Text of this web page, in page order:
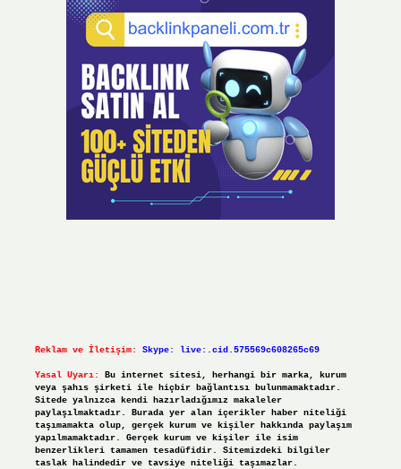
Reklam ve İletişim: Skype: live:.cid.575569c608265c69
Yasal Uyarı:
Bu internet sitesi, herhangi bir marka, kurum
veya şahıs şirketi ile hiçbir bağlantısı bulunmamaktadır.
Sitede yalnızca kendi hazırladığımız makaleler
paylaşılmaktadır. Burada yer alan içerikler haber niteliği
taşımamakta olup, gerçek kurum ve kişiler hakkında paylaşım
yapılmamaktadır. Gerçek kurum ve kişiler ile isim
benzerlikleri tamamen tesadüfidir. Sitemizdeki bilgiler
taslak halindedir ve tavsiye niteliği taşımazlar.